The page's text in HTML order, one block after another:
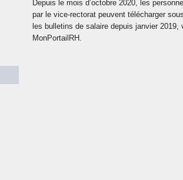
Depuis le mois d’octobre 2020, les
par le vice-rectorat peuvent télécharger
les bulletins de salaire depuis janvier 2019,
MonPortailRH.